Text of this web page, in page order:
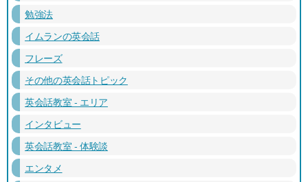
勉強法
イムランの英会話
フレーズ
その他の英会話トピック
英会話教室 - エリア
インタビュー
英会話教室 - 体験談
エンタメ